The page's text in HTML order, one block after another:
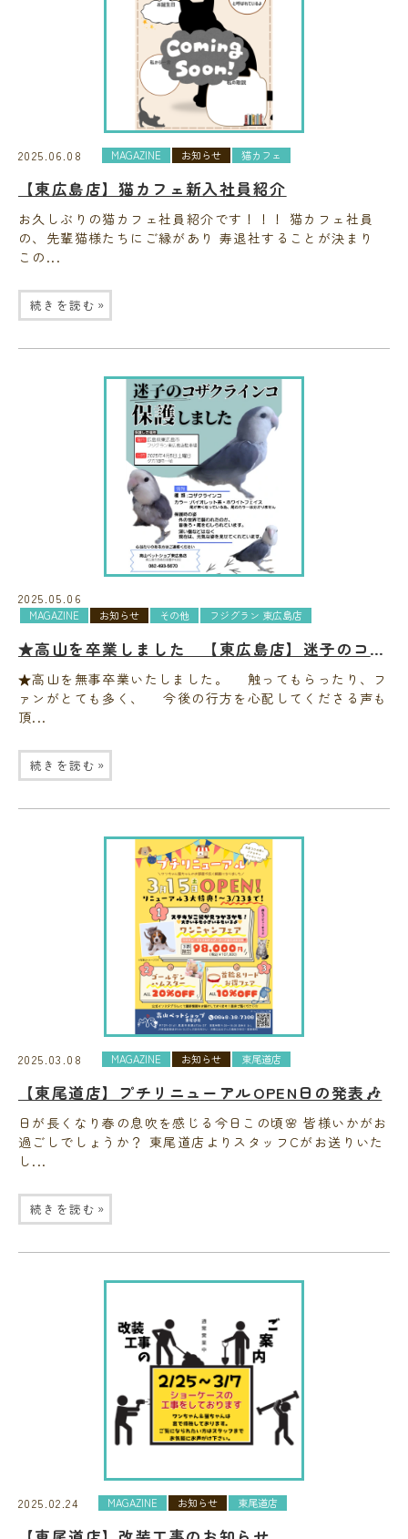
2025.06.08 MAGAZINE お知らせ 猫カフェ
【東広島店】猫カフェ新入社員紹介
お久しぶりの猫カフェ社員紹介です！！！ 猫カフェ社員
の、先輩猫様たちにご縁があり 寿退社することが決まり
この...
続きを読む »
2025.05.06
MAGAZINE お知らせ その他 フジグラン 東広島店
★高山を卒業しました 【東広島店】迷子のコザクラインコを保護しています
★高山を無事卒業いたしました。 触ってもらったり、フ
ァンがとても多く、 今後の行方を心配してくださる声も
頂...
続きを読む »
2025.03.08 MAGAZINE お知らせ 東尾道店
【東尾道店】プチリニューアルOPEN日の発表🎶
日が長くなり春の息吹を感じる今日この頃🌸 皆様いかがお
過ごしでしょうか？ 東尾道店よりスタッフCがお送りいた
し...
続きを読む »
2025.02.24 MAGAZINE お知らせ 東尾道店